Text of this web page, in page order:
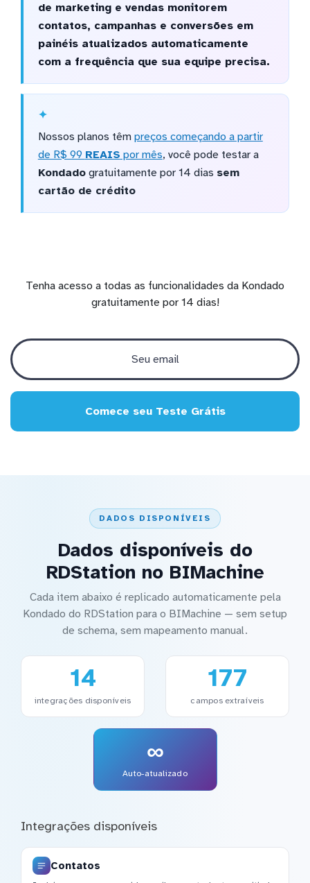
de marketing e vendas monitorem
contatos, campanhas e conversões em
painéis atualizados automaticamente
com a frequência que sua equipe precisa.
Nossos planos têm preços começando a partir
de R$ 99 REAIS por mês, você pode testar a
Kondadogratuitamente por 14 dias sem
cartão de crédito
Tenha acesso a todas as funcionalidades da Kondado
gratuitamente por 14 dias!
Comece seu Teste Grátis
DADOS DISPONÍVEIS
Dados disponíveis do
RDStation no BIMachine
Cada item abaixo é replicado automaticamente pela
Kondado do RDStation para o BIMachine — sem setup
de schema, sem mapeamento manual.
14
integrações disponíveis
177
campos extraíveis
∞
Auto-atualizado
Integrações disponíveis
Contatos